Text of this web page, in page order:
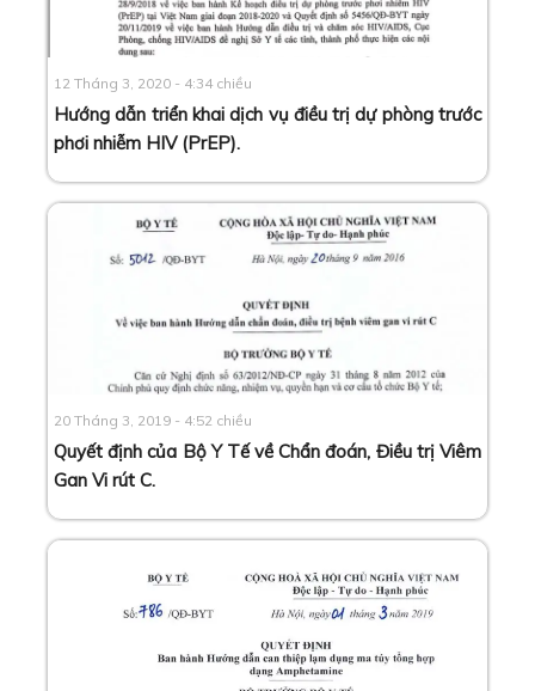
12 Tháng 3, 2020 - 4:34 chiều
Hướng dẫn triển khai dịch vụ điều trị dự phòng trước
phơi nhiễm HIV (PrEP).
20 Tháng 3, 2019 - 4:52 chiều
Quyết định của Bộ Y Tế về Chẩn đoán, Điều trị Viêm
Gan Vi rút C.